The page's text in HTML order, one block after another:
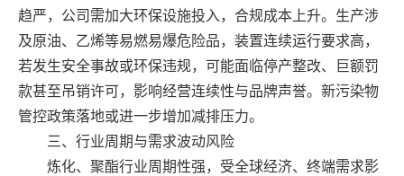
趋严，公司需加大环保设施投入，合规成本上升。生产涉
及原油、乙烯等易燃易爆危险品，装置连续运行要求高，
若发生安全事故或环保违规，可能面临停产整改、巨额罚
款甚至吊销许可，影响经营连续性与品牌声誉。新污染物
管控政策落地或进一步增加减排压力。
三、行业周期与需求波动风险
炼化、聚酯行业周期性强，受全球经济、终端需求影